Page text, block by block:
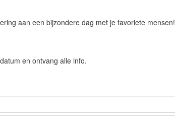
aan een bijzondere dag met je favoriete mensen!
en ontvang alle info.